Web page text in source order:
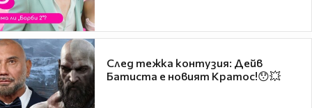
След тежка контузия: Дейв
Батиста е новият Кратос!😯💥